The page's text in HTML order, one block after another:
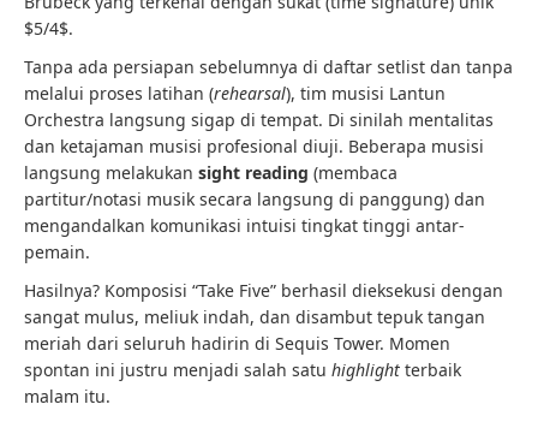
$5/4$.
Tanpa ada persiapan sebelumnya di daftar setlist dan tanpa
melalui proses latihan (rehearsal), tim musisi Lantun
Orchestra langsung sigap di tempat. Di sinilah mentalitas
dan ketajaman musisi profesional diuji. Beberapa musisi
langsung melakukan sight reading (membaca
partitur/notasi musik secara langsung di panggung) dan
mengandalkan komunikasi intuisi tingkat tinggi antar-
pemain.
Hasilnya? Komposisi “Take Five” berhasil dieksekusi dengan
sangat mulus, meliuk indah, dan disambut tepuk tangan
meriah dari seluruh hadirin di Sequis Tower. Momen
spontan ini justru menjadi salah satu highlight terbaik
malam itu.